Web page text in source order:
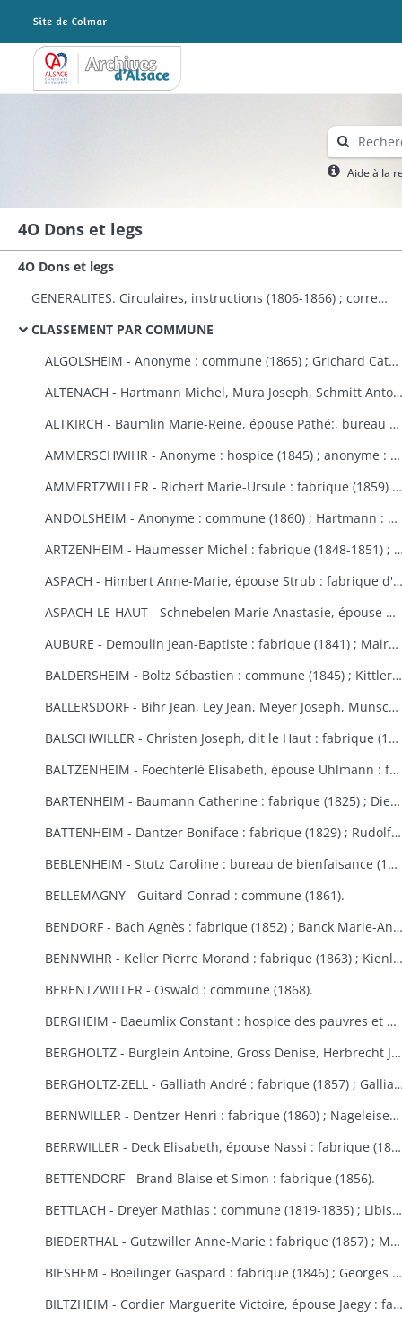
Archives Alsace - Colmar
Aide à la
4O Dons et legs
4O Dons et legs
GENERALITES. Circulaires, instructions (1806-1866) ; correspondance avec le préfet (1823-1870) ; dons à plusieurs communes et établissements publics (1808-1870) ; états des dons et legs faits aux établissements religieux et publics (1823-1870).
CLASSEMENT PAR COMMUNE
ALGOLSHEIM - Anonyme : commune (1865) ; Grichard Catherine : caisse des pauvres protestants d'Algolsheim et de Volgelsheim (1853).
ALTENACH - Hartmann Michel, Mura Joseph, Schmitt Antoine, Reinauer Joseph : fabrique (1821), Koegler Anne, épouse Fleury : fabrique (1817-1818).
ALTKIRCH - Baumlin Marie-Reine, épouse Pathé:, bureau de bienfaisance (1803) ; Baur Reine-Catherine, épouse Schneider : hospice, bureau de bienfaisance, fabrique (1841-1845) ; Bisel : hospice Saint-Morand (1849) ; Caisse d'Epargne (1) : hospice (1850-1855) ; Eberlin Joseph : hospice Saint-Morand (1844) ; Enderlin Antoine, de Durlinsdorf : hospice (1859) ; Erny : fabrique (1865) (voir aussi Thann) ; Friburger Anne-Marie, épouse Remus : hospice (1865) ; Fritsch Morand : hospice Saint-Morand (1857-1859) ; Garrosse François-Marie : bureau de bienfaisance (1802) ; Garozzi Antoine, Henner Thomas Valentin, Kiene Marie-Anne : fabrique (1813) ; Garozzi Rosalie, épouse Durthaller : hospice civil (1850) ; Gilardoni Joseph : hospice (1864) ; Haenner Xavier : fabrique (1843-1844) ; Hartmann Jean, Kiene Marie-Elisabeth : fabrique (1819) ; Hennige, curé, Reininger Elma : hospice (1855-1862) ; Hiltenbrand Marie-Salomé : hospice Saint-Morand (1854) ; Jourdain Xavier : hospice et pauvres (1854-1867) ; Kauffmann Antoine : fabrique (1814-1817) ; Koechlin André : pauvres (1854) ; Koechlin André, de Mulhouse : commune (1860) ; Loetscher : hospice Saint-Morand (1851) ; Mildner Antoine-François : hospice Saint-Morand (1831-1832) ; Mulhaupt Anne-Marie : hospice Saint-Morand (1844) ; Neef François-Joseph : fabrique (1809) ; Platel Louise : hospice et bureau de bienfaisance (1867) ; Reininger Emma-Joséphine : hospice Saint-Morand (1855) ; Reininger Marie-Françoise : bureau de bienfaisance et fabrique (1866-1868) ; Roemer Georges, curé : hospice Saint-Morand (1868-1869) ; Rudler Euphémie : hospice Saint-Morand (1869-1870) ; Sauthier : hospice Saint-Morand (1856-1857) ; Schirlin, curé de Bouxwiller : hospice Saint-Morand (1868) ; Stouff Jean-Pierre : hospice Saint-Morand (1832-1833) ; Zobel Morand : hospice Saint-Morand (1859).
AMMERSCHWIHR - Anonyme : hospice (1845) ; anonyme : hospice (1860) ; anonyme : hospice (1860) ; anonyme : hospice (1868) ; anonyme : hospice (1868) ; Bertrand Catherine, religieuse à Ensisheim : hospice (1833-1835) ; Bessler Anne-Marie, épouse Hartmann : hospice et fabrique (1848-1852) ; Bressler Elisabeth : fabrique (1840) ; Bressler Jean-Jacques, curé de Zimmerbach : hospice (1849) ; Custor François-Joseph, abbé : hospice (1822-1823) ; famille Demangeat, des Trois-Epis : hospice (1866) ; Gasser Barbe et François-Martin : hospice et fabrique (1842-1843) ; héritiers Gerber : hospice (1853-1855) ; Gerber Anne-Marie, épouse Muller : hospice (1870) ; Giroud Françoise, épouse Langlais : hospice et fabrique (1838-1845) ; Gottelman François-Joseph : chapelle des Trois-Epis (1824) ; Hartmann Martin : hospice (1851) ; Hildenfinck Joseph : hospice (1869) ; Kast Jean-Baptiste : fabrique (1865) ; Klein François-Joseph : hospice (1820-1821) ; Klein Marguerite, épouse Schielé : hospice, pauvres et fabrique (1844) ; Hamberger Françoise, épouse Bueb dit Dubois : fabrique (1846) ; Leimbach Sébastien : hospice (1835) ; Meg Sébastien : fabrique et pauvres (1828) ; Saltzmann Anne-Marie, épouse Heinrich : fabrique (1869-1870) ; Schielé Alexandre : hospice et pauvres (1828) ; Schwindenhammer Jacques : hospice (1852) ; Simonin : fabrique et pauvres (1832) ; Simonis Catherine, veuve Simonis, épouse Vejux : fabrique (1850) ; Thomann Marie-Ursule : pauvres et hospice (1838) ; Thomann Martin et Anne-Marie, son épouse : hospice (1858) ; Ulrich Catherine, épouse Kast le Vieux : hospice (1848-1852).
AMMERTZWILLER - Richert Marie-Ursule : fabrique (1859) ; Wolff Elisabeth, épouse Hinderer : pauvres d'Ammertzwiller et de Spechbach-le-Bas et fabrique d'Ammertzwiller (1854).
ANDOLSHEIM - Anonyme : commune (1860) ; Hartmann : bureau de bienfaisance (1858) ; Neubuck (de) Marie-Ursule, épouse de Mouge : fabrique (1851) ; Schuller Mathias, dit le Vieux ou le Settier : consistoire protestant (1814).
ARTZENHEIM - Haumesser Michel : fabrique (1848-1851) ; Mangold Louis Benjamin; fabrique (1857-1858).
ASPACH - Himbert Anne-Marie, épouse Strub : fabrique d'Aspach et de Heidwiller (1849).
ASPACH-LE-HAUT - Schnebelen Marie Anastasie, épouse Durwell, de Thann : enfants indigents (1867-1868).
AUBURE - Demoulin Jean-Baptiste : fabrique (1841) ; Maire Marie-Elisabeth : fabrique (1864-1865) ; Raffner Catherine : fabrique (1860) ; Stortz André : fabrique (1852-1853) ; Thiriet Jean Antoine : fabrique (1846-1847).
BALDERSHEIM - Boltz Sébastien : commune (1845) ; Kittler Marie-Anne et Françoise : fabrique (1825-1843).
BALLERSDORF - Bihr Jean, Ley Jean, Meyer Joseph, Munsch Jean : commune (1826) ; Fridolin Fortuné, Krafft Louis : fabrique (1826) ; Schwartz François-Joseph, Weist Agathe, épouse Schwartz : commune (1830) ; Walter Sébastien : fabrique (1841) ; Zinck Georges-Bernard : fabrique (1824).
BALSCHWILLER - Christen Joseph, dit le Haut : fabrique (1853).
BALTZENHEIM - Foechterlé Elisabeth, épouse Uhlmann : fabrique (1851) ; Klinger Jean : fabrique (1851).
BARTENHEIM - Baumann Catherine : fabrique (1825) ; Dietschi Anne-Marie, épouse Kirchherr : fabrique (1840) ; Epinay (d') Nicolas : commune (1824-1829) ; Erblang Joseph et Loll Ursule, épouse Erblang : fabrique (1840) ; Hassler Catherine : fabrique (1833) ; Hertzog Grégoire et Catherine : fabrique (1838) ; Kaiflin Anne-Marie, épouse Arnolt : fabrique (1825-1829) ; Kielwasser Marie-Anne : fabrique (1832) ; Koenig Antoine, Kaifflin Jacques : fabrique (1838) ; Koenig Ursule : fabrique (1829) ; Koenig Jean-Georges : fabrique (1832) ; Landauer Anne et Madeleine : fabrique (1833) ; Marquart Michel et Tschill Catherine, épouse Marquart : fabrique (1821) ; Schibeny Louis, Jacques et Jean : fabrique (1821) ; Schultz Jeanne, épouse Kanengieser : fabrique (1840) ; Studer Marie Ursule, épouse Wild : fabrique (1832) ; Walch Anne-Marie, épouse Lang : fabrique (1829).
BATTENHEIM - Dantzer Boniface : fabrique (1829) ; Rudolf : commune (1845).
BEBLENHEIM - Stutz Caroline : bureau de bienfaisance (1865-1866).
BELLEMAGNY - Guitard Conrad : commune (1861).
BENDORF - Bach Agnès : fabrique (1852) ; Banck Marie-Anne : commune (1860).
BENNWIHR - Keller Pierre Morand : fabrique (1863) ; Kienlen François Joseph : fabrique (1864) ; Simon Jean André : fabrique (1864).
BERENTZWILLER - Oswald : commune (1868).
BERGHEIM - Baeumlix Constant : hospice des pauvres et bureau de bienfaisance (1868) ; Blumberger Catherine, épouse Spiehlmann : hospice (1854) ; Bisch Catherine, Burruth Ursule : fabrique (1826) ; Dreyfus Salomon : pauvres israélites (1867) ; Einholtz Clément et Antoine : hospice (1833) ; Fleury Marie-Anne, épouse Schmitt : fabrique (1847) ; Frantz Louis : fabrique (1830) ; Fuchs Marie-Louise : fabrique (1809-1813) ; Gerber Georges : bureau de bienfaisance et fabrique (1869-1870) ; Graber Hélène : fabrique et bureau de bienfaisance (1831) ; Graber Jacobé, épouse Maderer : fabrique (1830) ; Herb Joseph : fabrique et hospice (1813-1826) ; Kauffeisen : pauvres (1828) ; Leiehel Martin : bureau de bienfaisance (1869) ; Rumpler Clément : hospice (1841) ; Schmitt Joseph : hospice (1852) ; Schuler Catherine : fabrique (1868) ; Spihlmann Barbe : fabrique (1859) ; Thomas Madeleine : fabrique et pauvres (1841) ; Troestler Joseph : fabrique (1865) ; Umbdenstock Maximin : fabrique (1850) ; Untz Madeleine : fabrique (1869) ; Windoltz Thérèse : fabrique (1847) : Zimmermann Anne-Marie : hospice (1833).
BERGHOLTZ - Burglein Antoine, Gross Denise, Herbrecht Joseph, Peter Joseph, Tresch Maurice, Zissler Xavier : commune (1844) ; Kuntz Charles : fabrique (1867) ; Ruck Michel, Schill Marie-Anne : fabrique (1866).
BERGHOLTZ-ZELL - Galliath André : fabrique (1857) ; Galliath Joseph : fabrique (1830) ; Koch Joseph : fabrique (1832) ; Meyer Madeleine : fabrique (1868) ; Reck Nicolas : commune (1861) ; Riegert Françoise, épouse Striess : fabrique (1856) ; Steyer Joseph : fabrique (1859) ; Strich Sébastien : fabrique (1839).
BERNWILLER - Dentzer Henri : fabrique (1860) ; Nageleisen Michel : fabrique (1857).
BERRWILLER - Deck Elisabeth, épouse Nassi : fabrique (1838) ; Freyburger Brigitte, épouse Neff : fabrique (1836) ; Koehl Brigitte, épouse Wintenberger : fabrique (1841) ; Nass Marie-Anne, épouse Muller : fabrique (1825) ; Schmitt Jean : fabrique (1838) ; Stocker Thibaud : fabrique (1855) ; Weinmann Thiébaut : fabriques de Berrwiller et Riedisheim (1850) ; Woehl Blaise : fabrique (1825) ; Wolffelsberger Anne-Marie et Anastase : fabrique (1840-1842) .
BETTENDORF - Brand Blaise et Simon : fabrique (1856).
BETTLACH - Dreyer Mathias : commune (1819-1835) ; Libis Anne-Marie : fabrique (1854) ; Springenfeld Jacques : commune (1819).
BIEDERTHAL - Gutzwiller Anne-Marie : fabrique (1857) ; Martin Jacques : fabrique et école (1848).
BIESHEM - Boeilinger Gaspard : fabrique (1846) ; Georges Agathe : fabrique (1852) ; Kuettler Marie-Anne, épouse Studer : fabrique (1828) ; Meglin Isidore : fabrique (1847) ; Schmitt Marie-Anne, épouse Gamp : fabrique (1841).
BILTZHEIM - Cordier Marguerite Victoire, épouse Jaegy : fabrique (1851).